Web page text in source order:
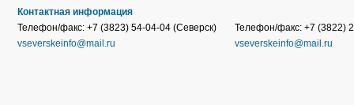
Контактная информация
Телефон/факс: +7 (3823) 54-04-04 (Северск)
vseverskeinfo@mail.ru
Телефон/факс: +7 (3822)
vseverskeinfo@mail.ru